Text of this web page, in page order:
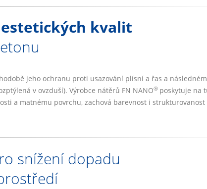
kvalit
jeho ochranu proti usazování plísní a řas a
v ovzduší). Výrobce nátěrů FN NANO® poskytuje na
a matnému povrchu, zachová barevnost i
snížení dopadu